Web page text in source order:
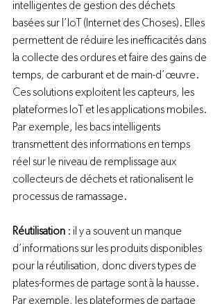
intelligentes de gestion des déchets
basées sur l’IoT (Internet des Choses). Elles
permettent de réduire les inefficacités dans
la collecte des ordures et faire des gains de
temps, de carburant et de main-d’œuvre.
Ces solutions exploitent les capteurs, les
plateformes IoT et les applications mobiles.
Par exemple, les bacs intelligents
transmettent des informations en temps
réel sur le niveau de remplissage aux
collecteurs de déchets et rationalisent le
processus de ramassage.
Réutilisation : il y a souvent un manque
d’informations sur les produits disponibles
pour la réutilisation, donc divers types de
plates-formes de partage sont à la hausse.
Par exemple, les plateformes de partage